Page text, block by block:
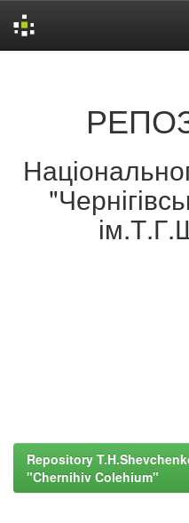
Repository
"Chernihiv Colehium"